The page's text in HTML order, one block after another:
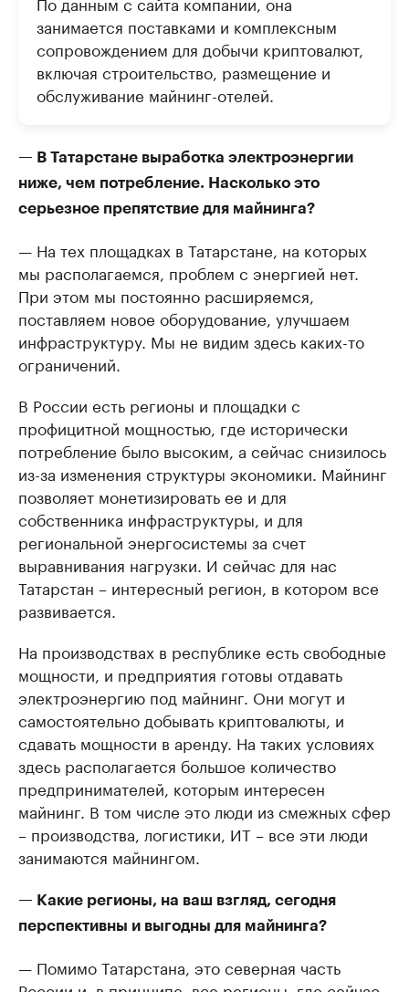
занимается поставками и комплексным
сопровождением для добычи криптовалют,
включая строительство, размещение и
обслуживание майнинг-отелей.
— В Татарстане выработка электроэнергии
ниже, чем потребление. Насколько это
серьезное препятствие для майнинга?
— На тех площадках в Татарстане, на которых
мы располагаемся, проблем с энергией нет.
При этом мы постоянно расширяемся,
поставляем новое оборудование, улучшаем
инфраструктуру. Мы не видим здесь каких-то
ограничений.
В России есть регионы и площадки с
профицитной мощностью, где исторически
потребление было высоким, а сейчас снизилось
из-за изменения структуры экономики. Майнинг
позволяет монетизировать ее и для
собственника инфраструктуры, и для
региональной энергосистемы за счет
выравнивания нагрузки. И сейчас для нас
Татарстан – интересный регион, в котором все
развивается.
На производствах в республике есть свободные
мощности, и предприятия готовы отдавать
электроэнергию под майнинг. Они могут и
самостоятельно добывать криптовалюты, и
сдавать мощности в аренду. На таких условиях
здесь располагается большое количество
предпринимателей, которым интересен
майнинг. В том числе это люди из смежных сфер
– производства, логистики, ИТ – все эти люди
занимаются майнингом.
— Какие регионы, на ваш взгляд, сегодня
перспективны и выгодны для майнинга?
— Помимо Татарстана, это северная часть